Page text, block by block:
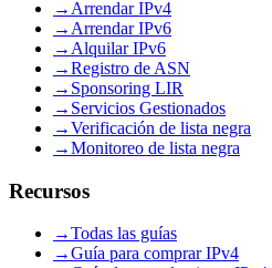
→ Arrendar IPv4
→ Arrendar IPv6
→ Alquilar IPv6
→Registro de ASN
→ Sponsoring LIR
→ Servicios Gestionados
→Verificación de lista negra
→Monitoreo de lista negra
Recursos
→Todas las guías
→Guía para comprar IPv4